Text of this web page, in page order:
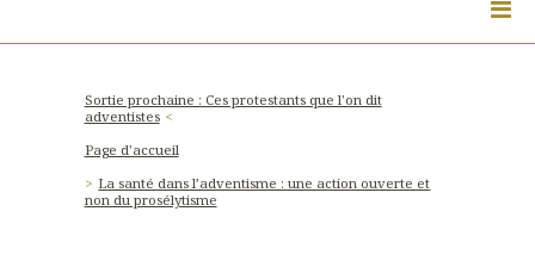
Sortie prochaine : Ces protestants que l'on dit
adventistes
Page d'accueil
La santé dans l’adventisme : une action ouverte et
non du prosélytisme